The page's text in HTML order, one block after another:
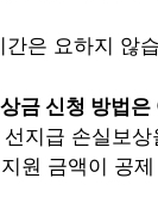
간은 요하지 않
금 신청 방법은
지급 손실보
원 금액이 공